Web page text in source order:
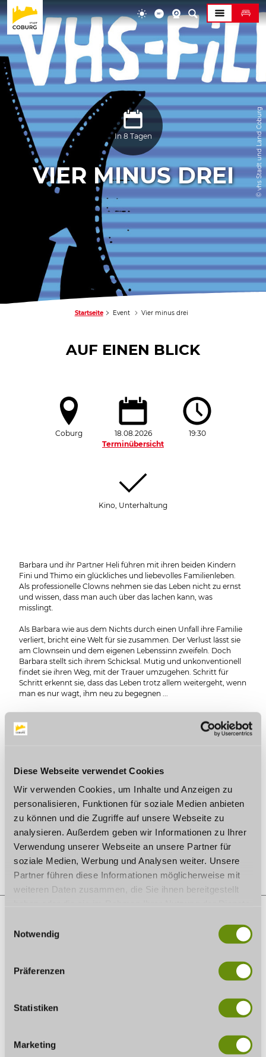
Diese Webseite verwendet Cookies
Wir verwenden Cookies, um Inhalte und Anzeigen zu
personalisieren, Funktionen für soziale Medien anbieten
zu können und die Zugriffe auf unsere Webseite zu
analysieren. Außerdem geben wir Informationen zu Ihrer
Verwendung unserer Webseite an unsere Partner für
soziale Medien, Werbung und Analysen weiter. Unsere
Partner führen diese Informationen möglicherweise mit
weiteren Daten zusammen, die Sie ihnen bereitgestellt
ablehnen, kann es sein, dass Darstellungen nicht
vollständig sind oder Anwendungen nicht zur Verfügung
Notwendig
Präferenzen
Statistiken
Marketing
© vhs Stadt und Land Coburg
In 8 Tagen
VIER MINUS DREI
Startseite Event Vier minus drei
AUF EINEN BLICK
Coburg
18.08.2026
Terminübersicht
19:30
Kino, Unterhaltung
Barbara und ihr Partner Heli führen mit ihren beiden Kindern
Fini und Thimo ein glückliches und liebevolles Familienleben.
Als professionelle Clowns nehmen sie das Leben nicht zu ernst
und wissen, dass man auch über das lachen kann, was
misslingt.
Als Barbara wie aus dem Nichts durch einen Unfall ihre Familie
verliert, bricht eine Welt für sie zusammen. Der Verlust lässt sie
am Clownsein und dem eigenen Lebenssinn zweifeln. Doch
Barbara stellt sich ihrem Schicksal. Mutig und unkonventionell
findet sie ihren Weg, mit der Trauer umzugehen. Schritt für
Schritt erkennt sie, dass das Leben trotz allem weitergeht, wenn
man es nur wagt, ihm neu zu begegnen ...
Dienstag, 18.08.2026
19:30 Uhr
Im Kalender speichern
AUF DER KARTE
Kino Utopolis
Hahnweg 2
Tel.:09561 / 239051
Anreise planen